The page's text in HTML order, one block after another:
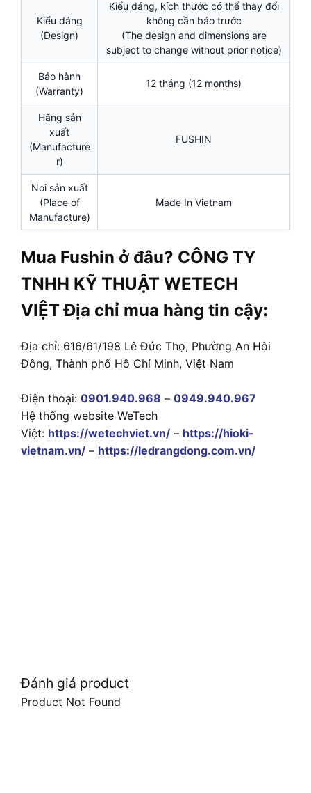
Kiểu dáng
(Design)
Kiểu dáng, kích thước có thể thay đổi
không cần báo trước
(The design and dimensions are
subject to change without prior notice)
Bảo hành
(Warranty)
12 tháng (12 months)
Hãng sản
xuất
(Manufacture
r)
FUSHIN
Nơi sản xuất
(Place of
Manufacture)
Made In Vietnam
Mua Fushin ở đâu? CÔNG TY
TNHH KỸ THUẬT WETECH
VIỆT Địa chỉ mua hàng tin cậy:
Địa chỉ: 616/61/198 Lê Đức Thọ, Phường An Hội
Đông, Thành phố Hồ Chí Minh, Việt Nam
Điện thoại: 0901.940.968 – 0949.940.967
Hệ thống website WeTech
Việt: https://wetechviet.vn/ – https://hioki-
vietnam.vn/ – https://ledrangdong.com.vn/
Đánh giá product
Product Not Found